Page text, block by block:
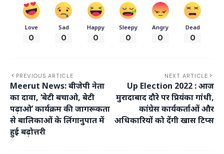
Love
0
Sad
0
Happy
0
Sleepy
0
Angry
0
Dead
0
PREVIOUS ARTICLE
Meerut News: बीजेपी नेता
का दावा, ‘बेटी बचाओ, बेटी
पढ़ाओ’ कार्यक्रम की जागरूकता
से बालिकाओं के लिंगानुपात में
हुई बढ़ोत्तरी
NEXT ARTICLE
Up Election 2022 : आज
मुरादाबाद दौरे पर प्रियंका गांधी,
कांग्रेस कार्यकर्ताओं और
अधिकारियों को देंगी खास टिप्स